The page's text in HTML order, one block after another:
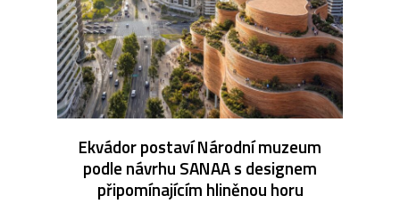
Ekvádor postaví Národní muzeum
podle návrhu SANAA s designem
připomínajícím hliněnou horu